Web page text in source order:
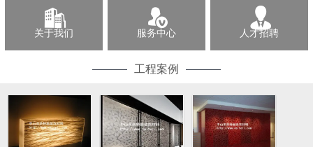
关于我们 服务中心 人才招聘
工程案例